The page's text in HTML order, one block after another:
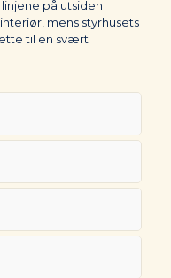
på utsiden
mens styrhusets
til en svært